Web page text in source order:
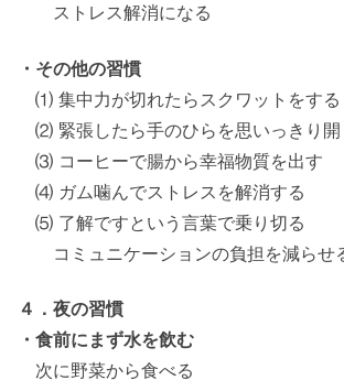
ストレス解消になる
・その他の習慣
⑴ 集中力が切れたらスクワットをする
⑵ 緊張したら手のひらを思いっきり開
⑶ コーヒーで腸から幸福物質を出す
⑷ ガム噛んでストレスを解消する
⑸ 了解ですという言葉で乗り切る
コミュニケーションの負担を減らせ
４．夜の習慣
・食前にまず水を飲む
次に野菜から食べる